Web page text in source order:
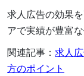
求人広告の効果
アで実績が豊富
関連記事： 求人
方のポイント